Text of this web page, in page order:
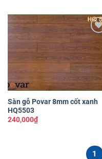
thích
Sàn gỗ Povar 8mm cốt xanh
HQ5503
240,000₫
1